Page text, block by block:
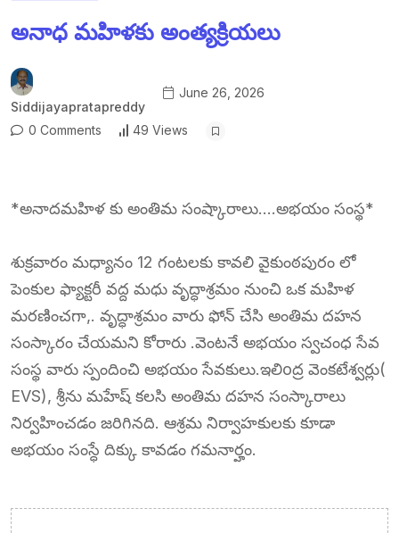
అనాధ మహిళకు అంత్యక్రియలు
Siddijayapratapreddy
June 26, 2026
0 Comments 49 Views
*అనాదమహిళ కు అంతిమ సంష్కారాలు….అభయం సంస్థ*
శుక్రవారం మధ్యానం 12 గంటలకు కావలి వైకుంఠపురం లో
పెంకుల ఫ్యాక్టరీ వద్ద మధు వృద్ధాశ్రమం నుంచి ఒక మహిళ
మరణించగా,. వృద్ధాశ్రమం వారు ఫోన్ చేసి అంతిమ దహన
సంస్కారం చేయమని కోరారు .వెంటనే అభయం స్వచంధ సేవ
సంస్థ వారు స్పందించి అభయం సేవకులు.ఇలిoద్ర వెంకటేశ్వర్లు(
EVS), శ్రీను మహేష్ కలసి అంతిమ దహన సంస్కారాలు
నిర్వహించడం జరిగినది. ఆశ్రమ నిర్వాహకులకు కూడా
అభయం సంస్ధే దిక్కు కావడం గమనార్హం.